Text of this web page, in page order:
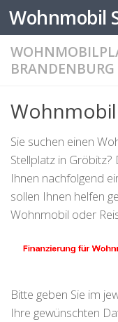
Zum Inhalt
BRANDENBURG
Sie suchen einen
Stellplatz in Gröbitz?
Ihnen nachfolgend
sollen Ihnen helfen
Wohnmobil oder
Bitte geben Sie im
Ihre gewünschten